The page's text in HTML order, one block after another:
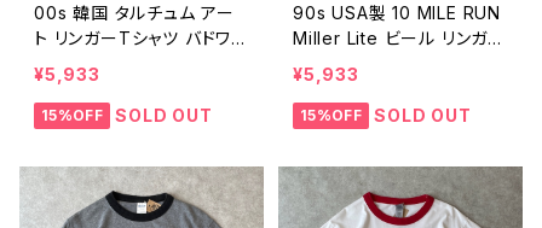
00s 韓国 タルチュム アー
ト リンガーTシャツ バドワイ
ザー ゲータレード 企業ロ
ゴ ヴィンテージ 古着 橙 オ
レンジ トライアスロン 200
代 KOREA ビンテージ L 2
6042409
¥5,933
15%OFF SOLD OUT
90s USA製 10 MILE RUN
Miller Lite ビール リンガー
Tシャツ ヴィンテージ 古着
ミラービール 橙 オレンジ
シングルステッチ マラソン
42408
¥5,933
15%OFF SOLD OUT